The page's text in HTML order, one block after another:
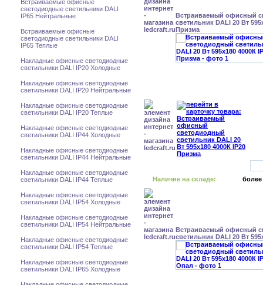
Встраиваемые офисные
светодиодные светильники DALI
IP65 Нейтральные
Встраиваемые офисные
светодиодные светильники DALI
IP65 Теплые
Накладные офисные светодиодные
светильники DALI IP20 Холодные
Накладные офисные светодиодные
светильники DALI IP20 Нейтральные
Накладные офисные светодиодные
светильники DALI IP20 Теплые
Накладные офисные светодиодные
светильники DALI IP44 Холодные
Накладные офисные светодиодные
светильники DALI IP44 Нейтральные
Накладные офисные светодиодные
светильники DALI IP44 Теплые
Накладные офисные светодиодные
светильники DALI IP54 Холодные
Накладные офисные светодиодные
светильники DALI IP54 Нейтральные
Накладные офисные светодиодные
светильники DALI IP54 Теплые
Накладные офисные светодиодные
светильники DALI IP65 Холодные
Встраиваемый офисный
светильник DALI 20 Вт
Призма
Наличие на складе: более
Встраиваемый офисный
светильник DALI 20 Вт